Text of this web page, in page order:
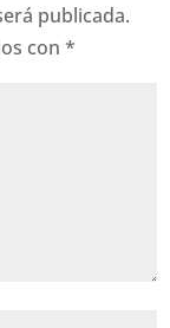
publicada.
con*